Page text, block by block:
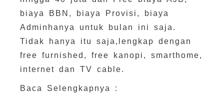
biaya BBN, biaya Provisi, biaya
Adminhanya untuk bulan ini saja.
Tidak hanya itu saja,lengkap dengan
free furnished, free kanopi, smarthome,
internet dan TV cable.
Baca Selengkapnya :